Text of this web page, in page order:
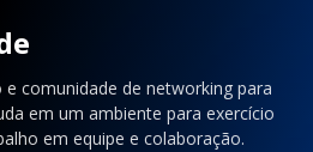
e comunidade de networking para
em um ambiente para exercício
em equipe e colaboração.